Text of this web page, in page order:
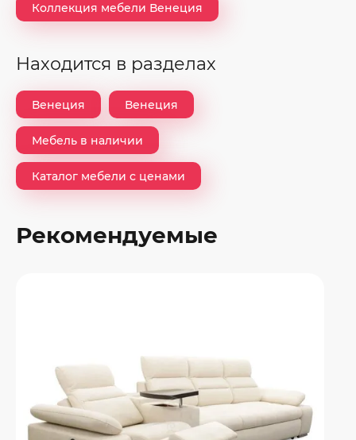
Коллекция мебели Венеция
Находится в разделах
Венеция Венеция
Мебель в наличии
Каталог мебели с ценами
Рекомендуемые